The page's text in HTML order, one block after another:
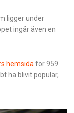
ligger under
ingår även en
hemsidaför 959
ha blivit populär,